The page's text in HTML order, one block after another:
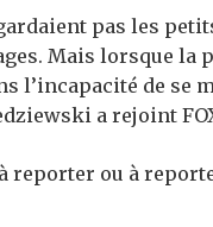
pas les
Mais lorsque la
l’incapacité de se
a rejoint
reporter ou à